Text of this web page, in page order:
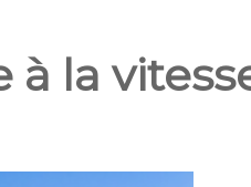
à la